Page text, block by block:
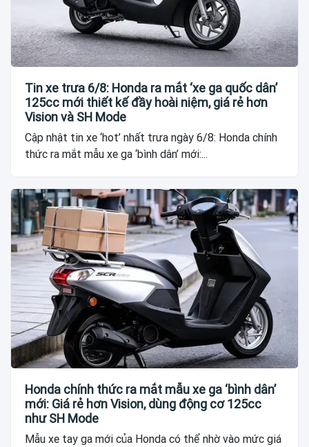
Tin xe trưa 6/8: Honda ra mắt ‘xe ga quốc dân’
125cc mới thiết kế đầy hoài niệm, giá rẻ hơn
Vision và SH Mode
Cập nhật tin xe ‘hot’ nhất trưa ngày 6/8: Honda chính
thức ra mắt mẫu xe ga ‘bình dân’ mới:...
Honda chính thức ra mắt mẫu xe ga ‘bình dân’
mới: Giá rẻ hơn Vision, dùng động cơ 125cc
như SH Mode
Mẫu xe tay ga mới của Honda có thể nhờ vào mức giá